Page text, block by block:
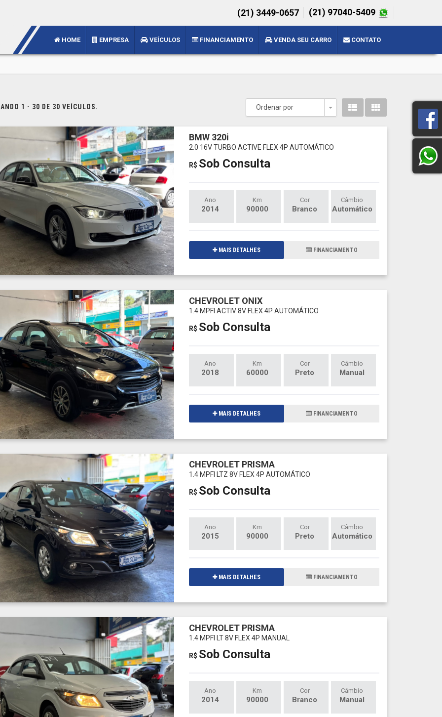
(21) 3449-0657 (21) 97040-5409
HOME EMPRESA VEÍCULOS FINANCIAMENTO VENDA SEU CARRO CONTATO
1 - 30 DE 30 VEÍCULOS. Ordenar por
Toggle Dropdown
BMW 320i
2.0 16V TURBO ACTIVE FLEX 4P AUTOMÁTICO
R$ Sob Consulta
Ano
2014
Km
90000
Cor
Branco
Câmbio
Automático
MAIS DETALHES FINANCIAMENTO
CHEVROLET ONIX
1.4 MPFI ACTIV 8V FLEX 4P AUTOMÁTICO
R$ Sob Consulta
Ano
2018
Km
60000
Cor
Preto
Câmbio
Manual
MAIS DETALHES FINANCIAMENTO
CHEVROLET PRISMA
1.4 MPFI LTZ 8V FLEX 4P AUTOMÁTICO
R$ Sob Consulta
Ano
2015
Km
90000
Cor
Preto
Câmbio
Automático
MAIS DETALHES FINANCIAMENTO
CHEVROLET PRISMA
1.4 MPFI LT 8V FLEX 4P MANUAL
R$ Sob Consulta
Ano
2014
Km
90000
Cor
Branco
Câmbio
Manual